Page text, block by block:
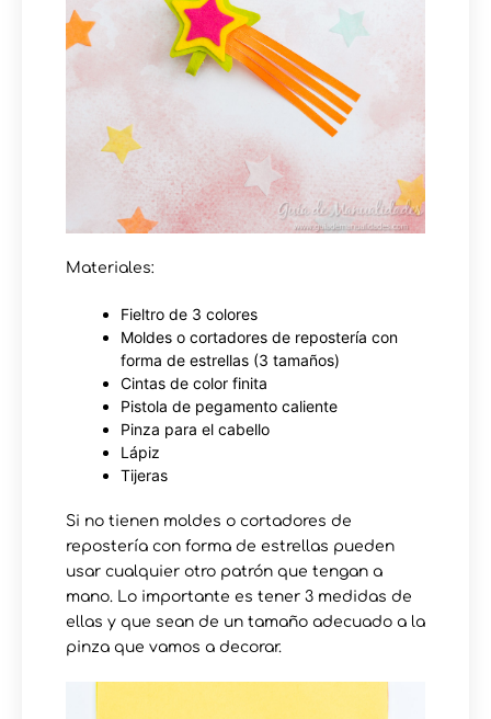
Materiales:
Fieltro de 3 colores
Moldes o cortadores de repostería con
forma de estrellas (3 tamaños)
Cintas de color finita
Pistola de pegamento caliente
Pinza para el cabello
Lápiz
Tijeras
Si no tienen moldes o cortadores de
repostería con forma de estrellas pueden
usar cualquier otro patrón que tengan a
mano. Lo importante es tener 3 medidas de
ellas y que sean de un tamaño adecuado a la
pinza que vamos a decorar.